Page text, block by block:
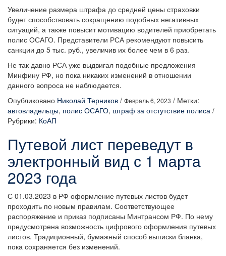
Увеличение размера штрафа до средней цены страховки
будет способствовать сокращению подобных негативных
ситуаций, а также повысит мотивацию водителей приобретать
полис ОСАГО. Представители РСА рекомендуют повысить
санкции до 5 тыс. руб., увеличив их более чем в 6 раз.
Не так давно РСА уже выдвигал подобные предложения
Минфину РФ, но пока никаких изменений в отношении
данного вопроса не наблюдается.
Опубликовано Николай Терников / Февраль 6, 2023 / Метки:
автовладельцы, полис ОСАГО, штраф за отстутствие полиса /
Рубрики: КоАП
Путевой лист переведут в
электронный вид с 1 марта
2023 года
С 01.03.2023 в РФ оформление путевых листов будет
проходить по новым правилам. Соответствующее
распоряжение и приказ подписаны Минтрансом РФ. По нему
предусмотрена возможность цифрового оформления путевых
листов. Традиционный, бумажный способ выписки бланка,
пока сохраняется без изменений.